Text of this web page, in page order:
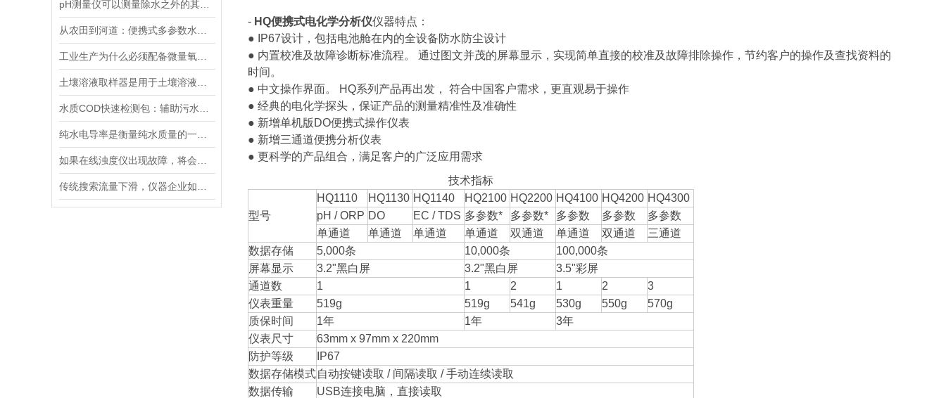
- HQ便携式电化学分析仪仪器特点：
● IP67设计，包括电池舱在内的全设备防水防尘设计
● 内置校准及故障诊断标准流程。 通过图文并茂的屏幕显示，实现简单直接的校准及故障排除操作，节约客户的操作及查找资料的
时间。
● 中文操作界面。 HQ系列产品再出发， 符合中国客户需求，更直观易于操作
● 经典的电化学探头，保证产品的测量精准性及准确性
● 新增单机版DO便携式操作仪表
● 新增三通道便携分析仪表
● 更科学的产品组合，满足客户的广泛应用需求
技术指标
型号
HQ1110 HQ1130 HQ1140 HQ2100 HQ2200 HQ4100 HQ4200 HQ4300
pH / ORP DO EC / TDS 多参数* 多参数* 多参数 多参数
多参数
单通道
单通道 单通道 单通道 双通道 单通道 双通道
三通道
数据存储
5,000条 10,000条
100,000条
屏幕显示
3.2"黑白屏 3.2"黑白屏
3.5"彩屏
通道数
1 1 2 1 2
3
仪表重量
519g 519g 541g 530g 550g
570g
质保时间
1年 1年
3年
仪表尺寸
63mm x 97mm x 220mm
防护等级
IP67
数据存储模式自动按键读取 / 间隔读取 / 手动连续读取
数据传输
USB连接电脑，直接读取